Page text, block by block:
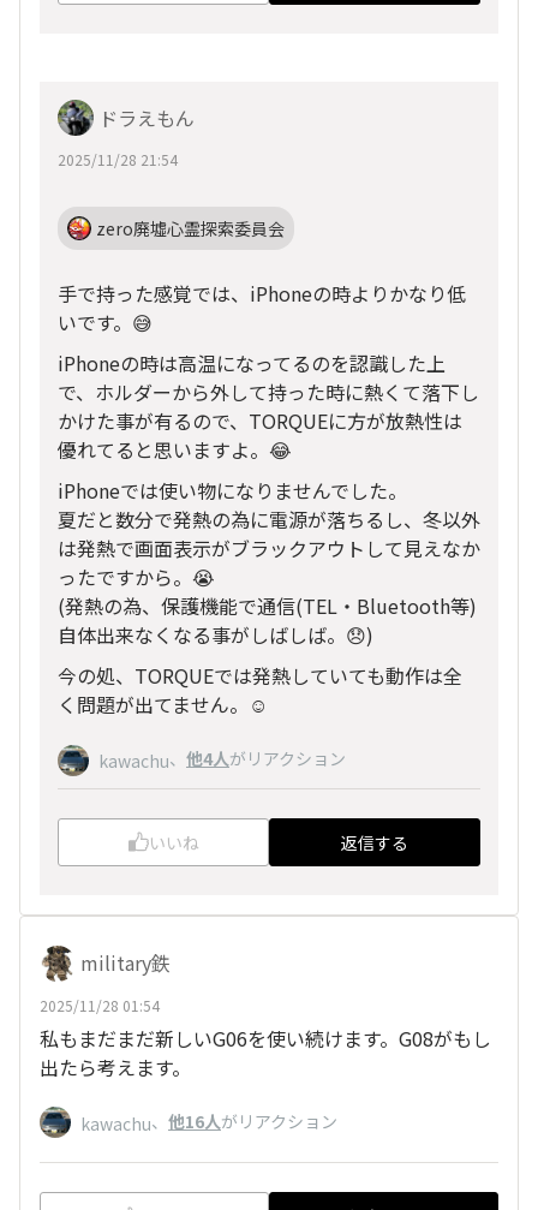
ドラえもん
2025/11/28 21:54
zero廃墟心霊探索委員会
手で持った感覚では、iPhoneの時よりかなり低
いです。😅
iPhoneの時は高温になってるのを認識した上
で、ホルダーから外して持った時に熱くて落下し
かけた事が有るので、TORQUEに方が放熱性は
優れてると思いますよ。😂
iPhoneでは使い物になりませんでした。
夏だと数分で発熱の為に電源が落ちるし、冬以外
は発熱で画面表示がブラックアウトして見えなか
ったですから。😭
(発熱の為、保護機能で通信(TEL・Bluetooth等)
自体出来なくなる事がしばしば。😞)
今の処、TORQUEでは発熱していても動作は全
く問題が出てません。☺️
kawachu、 他4人がリアクション
いいね 返信する
military鉄
2025/11/28 01:54
私もまだまだ新しいG06を使い続けます。G08がもし
出たら考えます。
kawachu、 他16人がリアクション